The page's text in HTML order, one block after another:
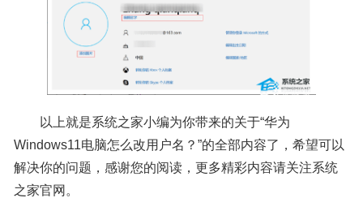
以上就是系统之家小编为你带来的关于“华为
Windows11电脑怎么改用户名？”的全部内容了，希望可以
解决你的问题，感谢您的阅读，更多精彩内容请关注系统
之家官网。